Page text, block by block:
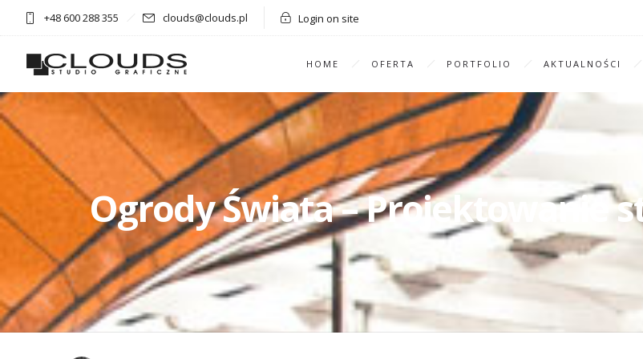
+48 600 288 355 clouds@clouds.pl Login on site
HOME OFERTA PORTFOLIO AKTUALNOŚCI
Ogrody Świata – Projektowanie